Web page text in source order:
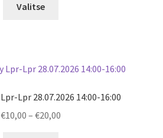
Valitse
Lpr 28.07.2026 14:00-16:00
€10,00 – €20,00